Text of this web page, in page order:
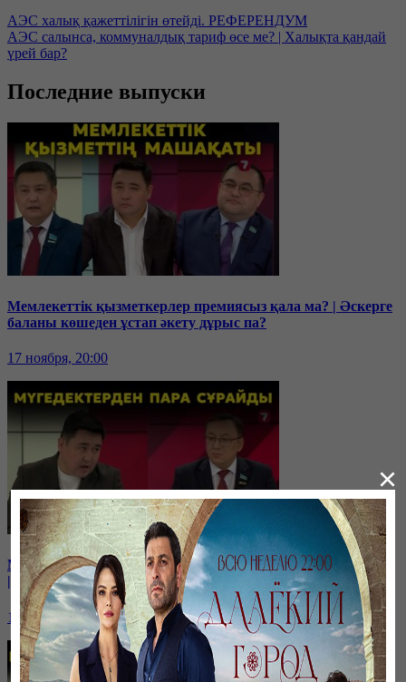
АЭС халық қажеттілігін өтейді. РЕФЕРЕНДУМ
АЭС салынса, коммуналдық тариф өсе ме? | Халықта қандай
үрей бар?
Последние выпуски
Мемлекеттік қызметкерлер премиясыз қала ма? | Әскерге
баланы көшеден ұстап әкету дұрыс па?
17 ноября, 20:00
Мүгедекке банк несие бермейді | Мүгедектен пара сұрайды
| Мүгедекке сапасыз арба береді | Онкология!
10 ноября, 20:00
×